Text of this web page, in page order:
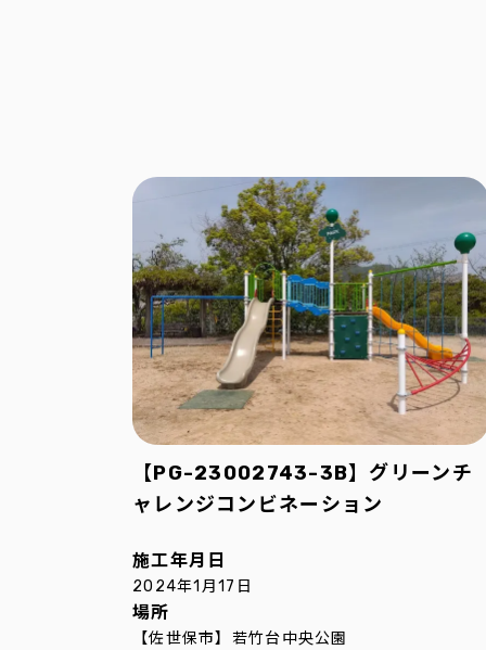
【PG-23002743-3B】グリーンチ
ャレンジコンビネーション
施工年月日
2024年1月17日
場所
【佐世保市】若竹台中央公園